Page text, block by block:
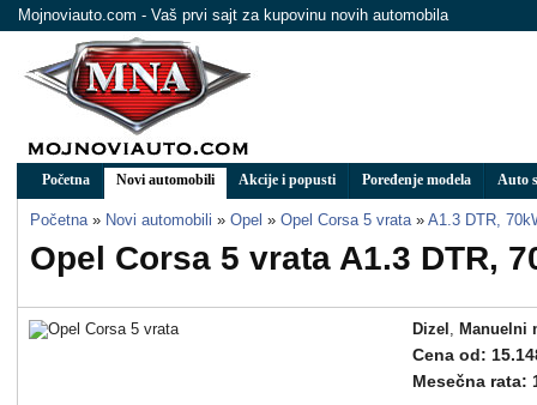
Mojnoviauto.com - Vaš prvi sajt za kupovinu novih automobila
Početna Novi automobili Akcije i popusti Poređenje modela Auto
Početna » Novi automobili » Opel » Opel Corsa 5 vrata » A1.3 DTR,
Opel Corsa 5 vrata A1.3 DTR,
Dizel , Manuelni
Cena od:
Mesečna rata: